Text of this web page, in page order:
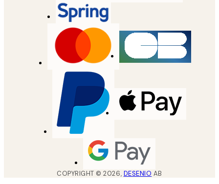
COPYRIGHT ©2026, DESENIO AB